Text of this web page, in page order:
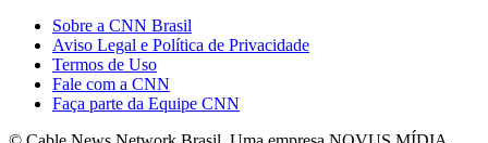
Sobre a CNN Brasil
Aviso Legal e Política de Privacidade
Termos de Uso
Fale com a CNN
Faça parte da Equipe CNN